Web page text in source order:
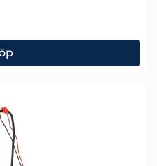
SQ10 Prober